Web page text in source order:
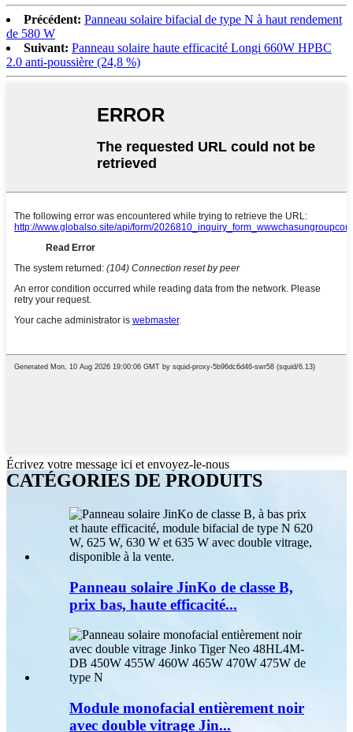
Précédent: Panneau solaire bifacial de type N à haut rendement
de 580 W
Suivant: Panneau solaire haute efficacité Longi 660W HPBC
2.0 anti-poussière (24,8 %)
Écrivez votre message ici et envoyez-le-nous
CATÉGORIES DE PRODUITS
Panneau solaire JinKo de classe B,
prix bas, haute efficacité...
Module monofacial entièrement noir
avec double vitrage Jin...